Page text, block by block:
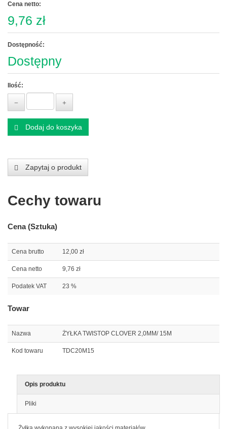
Cena netto:
9,76 zł
Dostępność:
Dostępny
Ilość:
Dodaj do koszyka
Zapytaj o produkt
Cechy towaru
Cena (Sztuka)
Cena brutto 12,00 zł
Cena netto 9,76 zł
Podatek VAT 23 %
Towar
Nazwa ŻYŁKA TWISTOP CLOVER 2,0MM/ 15M
Kod towaru TDC20M15
Opis produktu
Pliki